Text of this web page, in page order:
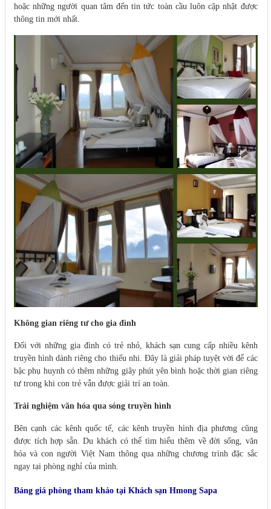
hoặc những người quan tâm đến tin tức toàn cầu luôn cập nhật được
thông tin mới nhất.
Không gian riêng tư cho gia đình
Đối với những gia đình có trẻ nhỏ, khách sạn cung cấp nhiều kênh
truyền hình dành riêng cho thiếu nhi. Đây là giải pháp tuyệt vời để các
bậc phụ huynh có thêm những giây phút yên bình hoặc thời gian riêng
tư trong khi con trẻ vẫn được giải trí an toàn.
Trải nghiệm văn hóa qua sóng truyền hình
Bên cạnh các kênh quốc tế, các kênh truyền hình địa phương cũng
được tích hợp sẵn. Du khách có thể tìm hiểu thêm về đời sống, văn
hóa và con người Việt Nam thông qua những chương trình đặc sắc
ngay tại phòng nghỉ của mình.
Bảng giá phòng tham khảo tại Khách sạn Hmong Sapa